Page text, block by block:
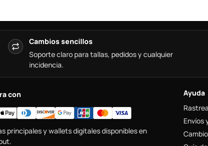
Cambios sencillos
Soporte claro para tallas, pedidos y cualquier
incidencia.
con
principales y wallets digitales disponibles en
Ayuda
Envíos